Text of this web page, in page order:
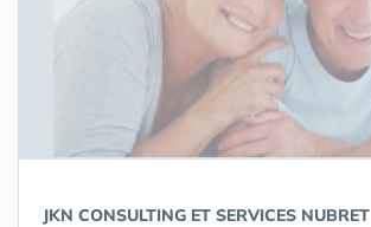
JKN CONSULTING ET SERVICES NUBRET